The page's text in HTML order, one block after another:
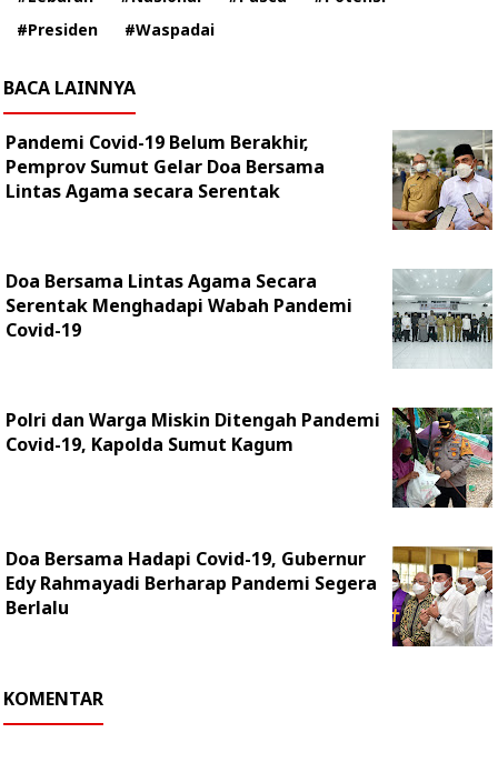
#Presiden
#Waspadai
BACA LAINNYA
Pandemi Covid-19 Belum Berakhir,
Pemprov Sumut Gelar Doa Bersama
Lintas Agama secara Serentak
Doa Bersama Lintas Agama Secara
Serentak Menghadapi Wabah Pandemi
Covid-19
Polri dan Warga Miskin Ditengah Pandemi
Covid-19, Kapolda Sumut Kagum
Doa Bersama Hadapi Covid-19, Gubernur
Edy Rahmayadi Berharap Pandemi Segera
Berlalu
KOMENTAR